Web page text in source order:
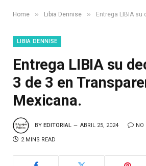
Home » Libia Dennise » Entrega LIBIA su
LIBIA DENNISE
Entrega LIBIA su
3 de 3 en
Mexicana.
BY EDITORIAL ABRIL 25, 2024 NO
2 MINS READ